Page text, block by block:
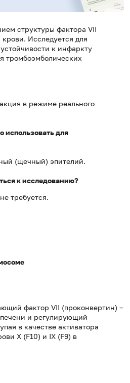
структуры фактора VII
Исследуется для
к инфаркту
тромбоэмболических
в режиме реального
использовать для
(щечный) эпителий.
к исследованию?
требуется.
фактор VII (проконвертин) –
и регулирующий
в качестве активатора
Х (F10) и IX (F9) в